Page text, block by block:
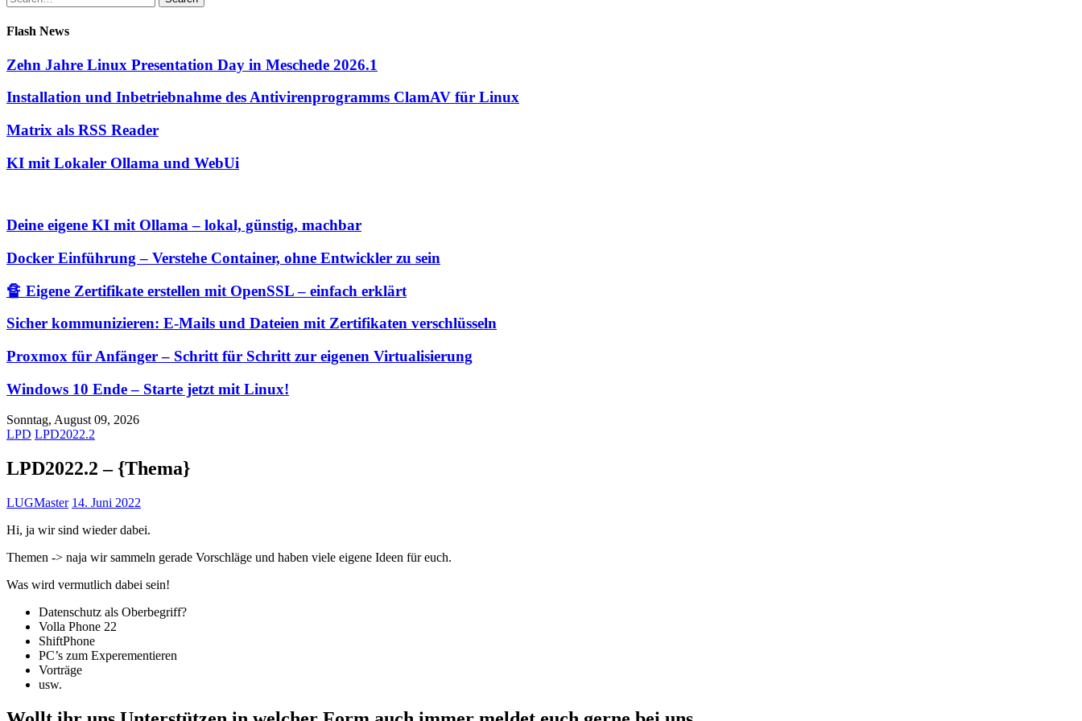
for:
Flash News
Zehn Jahre Linux Presentation Day in Meschede 2026.1
Installation und Inbetriebnahme des Antivirenprogramms ClamAV für Linux
Matrix als RSS Reader
KI mit Lokaler Ollama und WebUi
Deine eigene KI mit Ollama – lokal, günstig, machbar
Docker Einführung – Verstehe Container, ohne Entwickler zu sein
🔏 Eigene Zertifikate erstellen mit OpenSSL – einfach erklärt
Sicher kommunizieren: E-Mails und Dateien mit Zertifikaten verschlüsseln
Proxmox für Anfänger – Schritt für Schritt zur eigenen Virtualisierung
Windows 10 Ende – Starte jetzt mit Linux!
Sonntag, August 09, 2026
LPD LPD2022.2
LPD2022.2 – {Thema}
LUGMaster 14. Juni 2022
Hi, ja wir sind wieder dabei.
Themen -> naja wir sammeln gerade Vorschläge und haben viele eigene Ideen für euch.
Was wird vermutlich dabei sein!
Datenschutz als Oberbegriff?
Volla Phone 22
ShiftPhone
PC’s zum Experementieren
Vorträge
usw.